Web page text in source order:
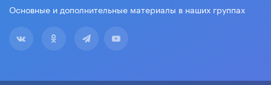
Основные и дополнительные материалы в наших группах